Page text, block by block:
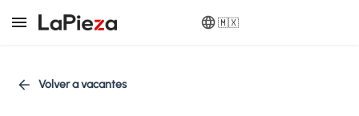
🇲🇽
Volver a vacantes